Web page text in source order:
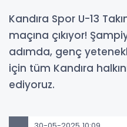
Kandıra Spor U-13
maçına çıkıyor!
adımda, genç
için tüm Kandıra
ediyoruz.